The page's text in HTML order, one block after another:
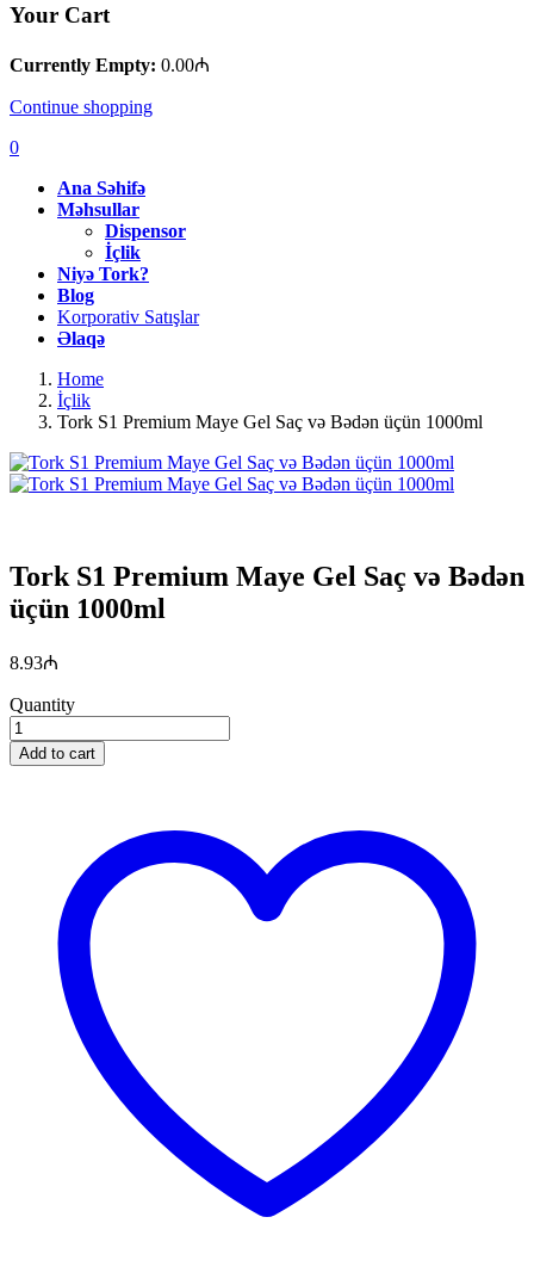
Your Cart
Currently Empty: 0.00₼
Continue shopping
0
Ana Səhifə
Məhsullar
Dispensor
İçlik
Niyə Tork?
Blog
Korporativ Satışlar
Əlaqə
Home
İçlik
Tork S1 Premium Maye Gel Saç və Bədən üçün 1000ml
Tork S1 Premium Maye Gel Saç və Bədən
üçün 1000ml
8.93₼
Quantity
Add to cart